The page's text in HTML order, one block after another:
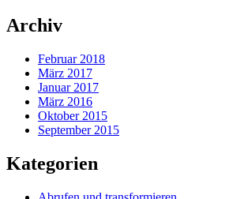
Archiv
Februar 2018
März 2017
Januar 2017
März 2016
Oktober 2015
September 2015
Kategorien